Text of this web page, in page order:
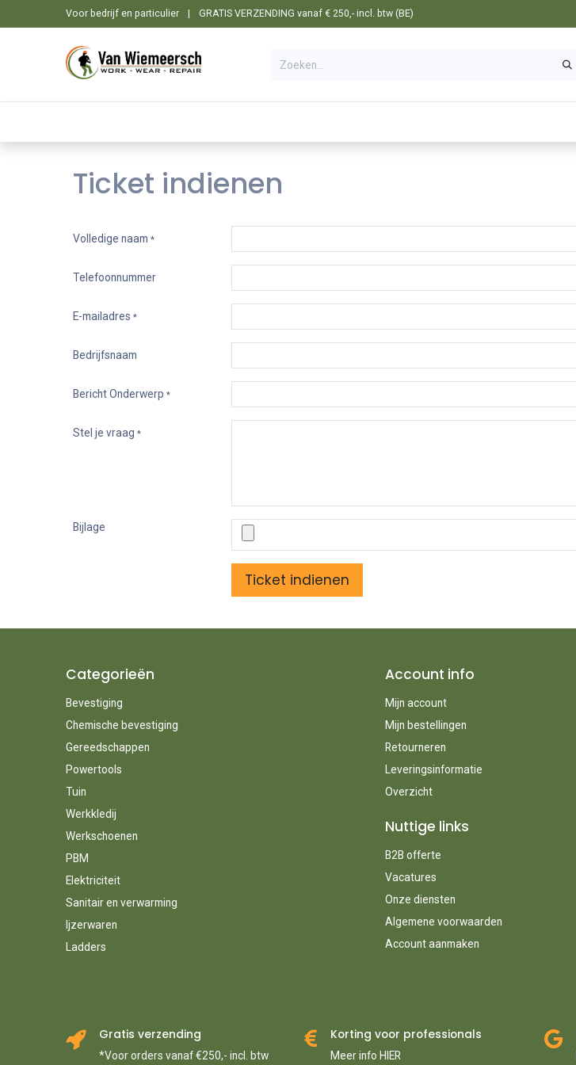
Overslaan naar inhoudVoor bedrijf en particulier | GRATIS VERZENDING vanaf € 250,- incl. btw (BE)
Ticket indienen
Volledige naam *
Telefoonnummer
E-mailadres *
Bedrijfsnaam
Bericht Onderwerp *
Stel je vraag *
Bijlage
Ticket indienen
Categorieën
Bevestiging
Chemische bevestiging
Gereedschappen
Powertools
Tuin
Werkkledij
Werkschoenen
PBM
Elektriciteit
Sanitair en verwarming
Ijzerwaren
Ladders
Account info
Mijn account
Mijn bestellingen
Retourneren
Leveringsinformatie
Overzicht
Nuttige links
B2B offerte
Vacatures
Onze diensten
Algemene voorwaarden
Account aanmaken
Gratis verzending
*Voor orders vanaf €250,- incl. btw
Korting voor professionals
Meer info HIER